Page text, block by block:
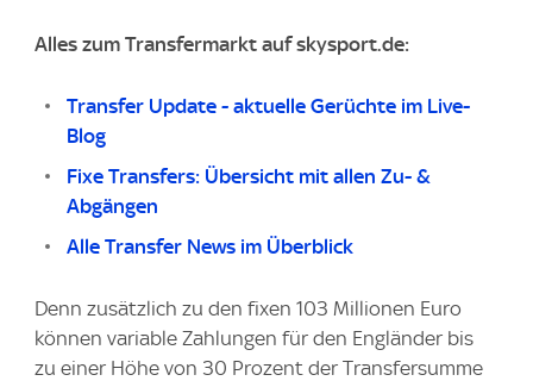
Alles zum Transfermarkt auf skysport.de:
Transfer Update - aktuelle Gerüchte im Live-
Blog
Fixe Transfers: Übersicht mit allen Zu- &
Abgängen
Alle Transfer News im Überblick
Denn zusätzlich zu den fixen 103 Millionen Euro
können variable Zahlungen für den Engländer bis
zu einer Höhe von 30 Prozent der Transfersumme